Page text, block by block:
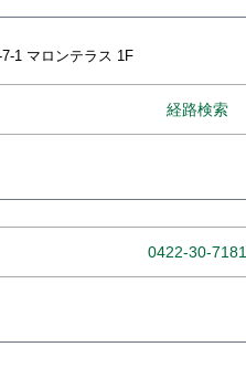
1 マロンテラス 1F
経路検索
0422-30-7181